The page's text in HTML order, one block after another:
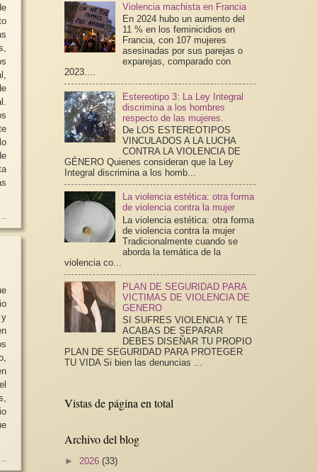
Violencia machista en Francia
En 2024 hubo un aumento del
11 % en los feminicidios en
Francia, con 107 mujeres
asesinadas por sus parejas o
exparejas, comparado con
2023....
Estereotipo 3: La Ley Integral
discrimina a los hombres
respecto de las mujeres.
De LOS ESTEREOTIPOS
VINCULADOS A LA LUCHA
CONTRA LA VIOLENCIA DE
GÉNERO Quienes consideran que la Ley
Integral discrimina a los homb...
La violencia estética: otra forma
de violencia contra la mujer
La violencia estética: otra forma
de violencia contra la mujer
Tradicionalmente cuando se
aborda la temática de la
violencia co...
PLAN DE SEGURIDAD PARA
VICTIMAS DE VIOLENCIA DE
GENERO
SI SUFRES VIOLENCIA Y TE
ACABAS DE SEPARAR
DEBES DISEÑAR TU PROPIO
PLAN DE SEGURIDAD PARA PROTEGER
TU VIDA Si bien las denuncias ...
Vistas de página en total
Archivo del blog
► 2026 (33)